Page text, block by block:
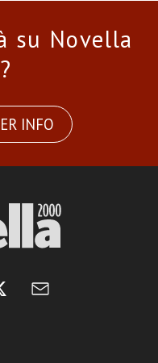
su Novella
INFO